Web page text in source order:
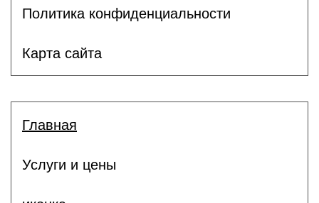
Политика конфиденциальности
Карта сайта
Главная
Услуги и цены